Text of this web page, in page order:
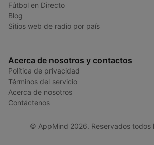
Fútbol en Directo
Blog
Sitios web de radio por país
Acerca de nosotros y contactos
Política de privacidad
Términos del servicio
Acerca de nosotros
Contáctenos
© AppMind 2026. Reservados todos